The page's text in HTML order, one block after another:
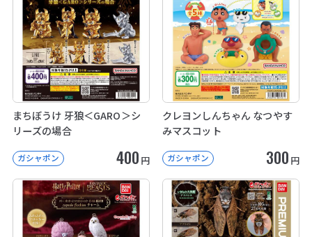
まちぼうけ 牙狼＜GARO＞シ
リーズの場合
ガシャポン 400 円
クレヨンしんちゃん なつやす
みマスコット
ガシャポン 300 円